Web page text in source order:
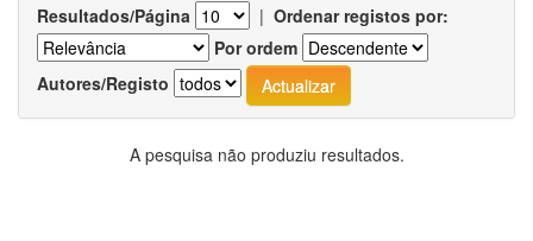
Resultados/Página | Ordenar registos por:
Por ordem
Autores/Registo
A pesquisa não produziu resultados.